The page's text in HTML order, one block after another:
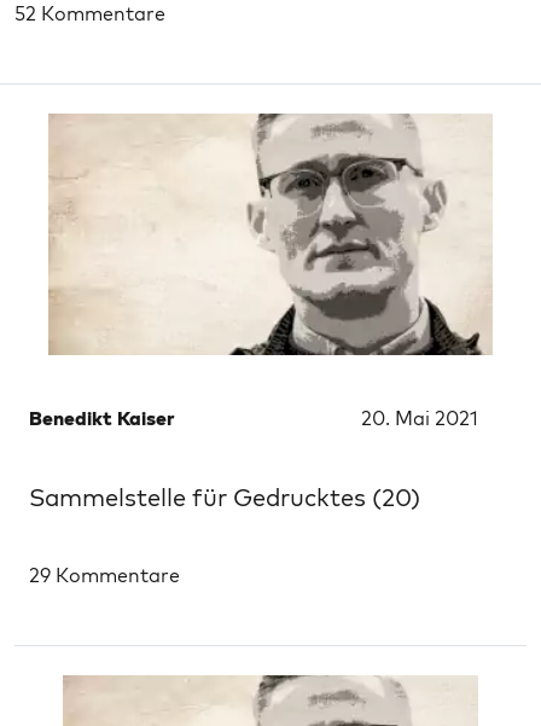
52 Kommentare
Benedikt Kaiser 20. Mai 2021
Sammelstelle für Gedrucktes (20)
29 Kommentare